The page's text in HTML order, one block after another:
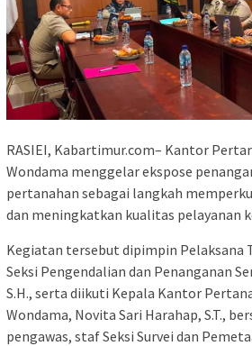
RASIEI, Kabartimur.com– Kantor
Wondama menggelar ekspose
pertanahan sebagai langkah
dan meningkatkan kualitas pelayanan
Kegiatan tersebut dipimpin Pelaksana
Seksi Pengendalian dan Penanganan
S.H., serta diikuti Kepala Kantor
Wondama, Novita Sari Harahap, S.T.,
pengawas, staf Seksi Survei dan